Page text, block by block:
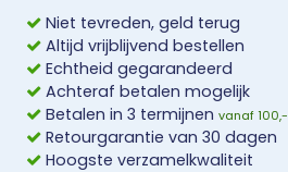
Niet tevreden, geld terug
Altijd vrijblijvend bestellen
Echtheid gegarandeerd
Achteraf betalen mogelijk
Betalen in 3 termijnen vanaf 100,-
Retourgarantie van 30 dagen
Hoogste verzamelkwaliteit